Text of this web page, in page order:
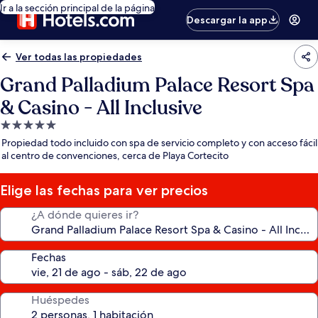
Ir a la sección principal de la página
Descargar la app
Ver todas las propiedades
Grand Palladium Palace Resort Spa
& Casino - All Inclusive
Propiedad
de
5.0
estrellas
Propiedad todo incluido con spa de servicio completo y con acceso fácil
al centro de convenciones, cerca de Playa Cortecito
Elige las fechas para ver precios
¿A dónde quieres ir?
Fechas
Huéspedes